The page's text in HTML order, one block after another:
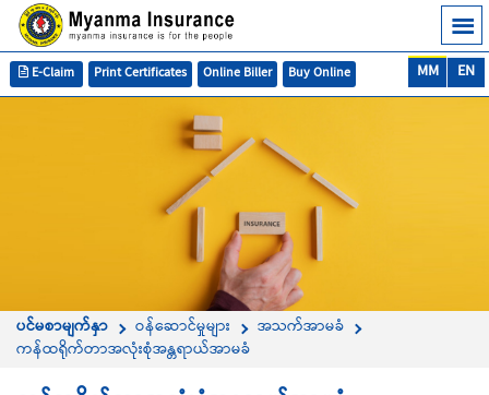
EN
MM
Buy Online
Online Biller
Print Certificates
E-Claim
ပင်မစာမျက်နှာ ဝန်ဆောင်မှုများ
အသက်အာမခံ
ကန်ထရိုက်တာအလုံးစုံအန္တရာယ်အာမခံ